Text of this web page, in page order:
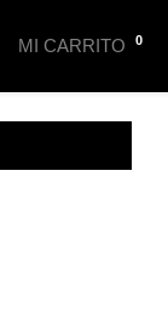
MI CARRITO 0